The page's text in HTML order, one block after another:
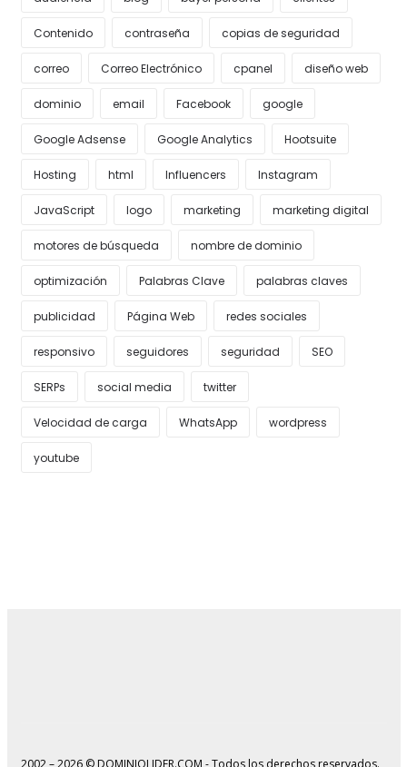
Contenido contraseña copias de seguridad
correo Correo Electrónico cpanel diseño web
dominio email Facebook google
Google Adsense Google Analytics Hootsuite
Hosting html Influencers Instagram
JavaScript logo marketing marketing digital
motores de búsqueda nombre de dominio
optimización Palabras Clave palabras claves
publicidad Página Web redes sociales
responsivo seguidores seguridad SEO
SERPs social media twitter
Velocidad de carga WhatsApp wordpress
youtube